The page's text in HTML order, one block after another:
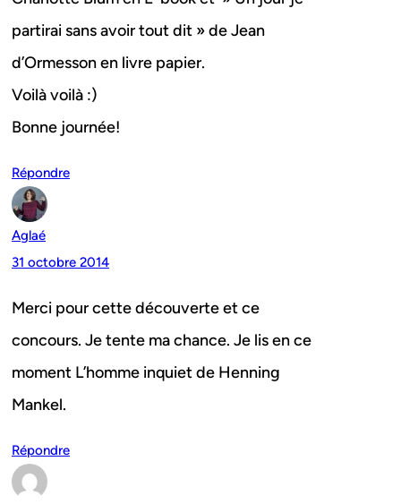
partirai sans avoir tout dit » de Jean
d’Ormesson en livre papier.
Voilà voilà :)
Bonne journée!
Répondre
Aglaé
31 octobre 2014
Merci pour cette découverte et ce
concours. Je tente ma chance. Je lis en ce
moment L’homme inquiet de Henning
Mankel.
Répondre